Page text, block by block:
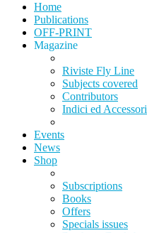
Home
Publications
OFF-PRINT
Magazine
Riviste Fly Line
Subjects covered
Contributors
Indici ed Accessori
Events
News
Shop
Subscriptions
Books
Offers
Specials issues